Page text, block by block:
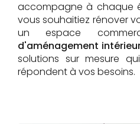
accompagne à chaque
vous souhaitiez rénover
un espace
d'aménagement
solutions sur mesure
répondent à vos besoins.